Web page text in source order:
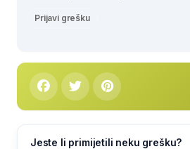
Prijavi grešku
Jeste li primijetili neku grešku?